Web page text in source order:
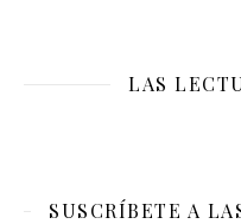
LAS
SUSCRÍBETE A